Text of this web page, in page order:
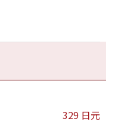
329 日元